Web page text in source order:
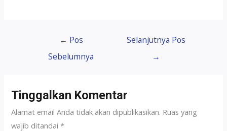
← Pos
Sebelumnya
Selanjutnya Pos
→
Tinggalkan Komentar
Alamat email Anda tidak akan dipublikasikan. Ruas yang
wajib ditandai*